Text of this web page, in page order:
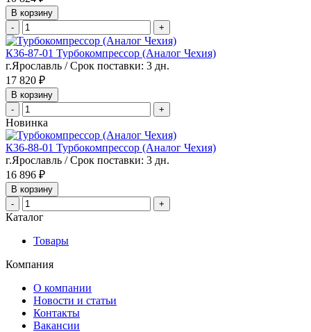
В корзину
-
+
К36-87-01 Турбокомпрессор (Аналог Чехия)
г.Ярославль / Срок поставки: 3 дн.
17 820 ₽
В корзину
-
+
Новинка
К36-88-01 Турбокомпрессор (Аналог Чехия)
г.Ярославль / Срок поставки: 3 дн.
16 896 ₽
В корзину
-
+
Каталог
Товары
Компания
О компании
Новости и статьи
Контакты
Вакансии